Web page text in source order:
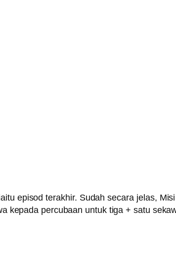
episod terakhir. Sudah secara jelas,
kepada percubaan untuk tiga + satu